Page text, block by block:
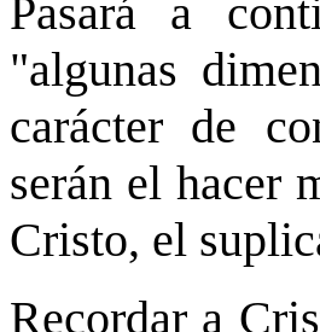
Pasará a
"algunas
carácter de
serán el hacer
Cristo, el
Recordar a